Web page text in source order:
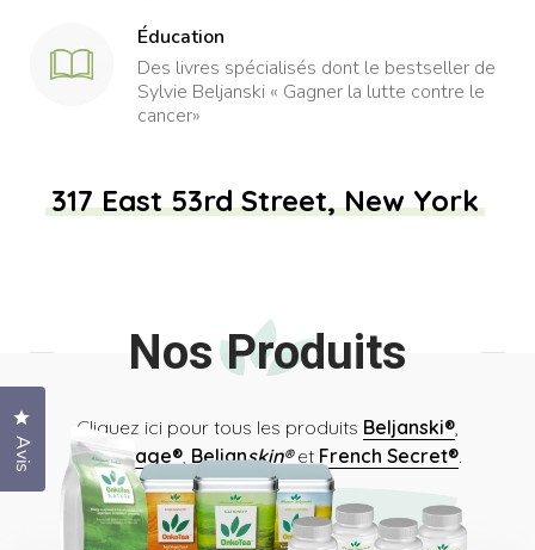
Éducation
Des livres spécialisés dont le bestseller de
Sylvie Beljanski « Gagner la lutte contre le
cancer»
317 East 53rd Street, New York
Nos Produits
Cliquez ici pour tous les produits Beljanski®
Targetage® Beljanskin®et French Secret®.
Avis
Cliquez pour ouvrir la fenêtre des avis